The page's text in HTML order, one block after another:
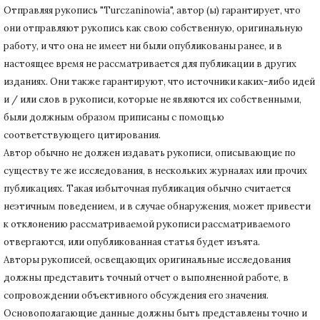
Отправляя рукопись "Turczaninowia", автор (ы) гарантирует, что
они отправляют рукопись как свою собственную, оригинальную
работу, и что она не имеет ни были опубликованы ранее, и в
настоящее время не рассматривается для публикации в других
изданиях. Они также гарантируют, что источники каких-либо идей
и / или слов в рукописи, которые не являются их собственными,
были должным образом приписаны с помощью
соответствующего цитирования.
Автор обычно не должен издавать рукописи, описывающие по
существу те же исследования, в нескольких журналах или прочих
публикациях. Такая избыточная публикация обычно считается
неэтичным поведением, и в случае обнаружения, может привести
к отклонению рассматриваемой рукописи рассматриваемого
отвергаются, или опубликованная статья будет изъята.
Авторы рукописей, освещающих оригинальные исследования
должны представить точный отчет о выполненной работе, в
сопровождении объективного обсуждения его значения.
Основополагающие данные должны быть представлены точно и